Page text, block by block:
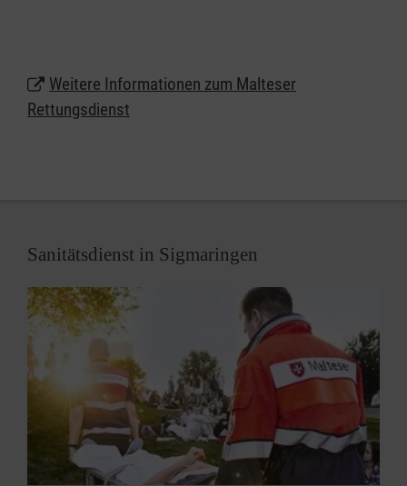
Weitere Informationen zum Malteser
Rettungsdienst
Sanitätsdienst in Sigmaringen